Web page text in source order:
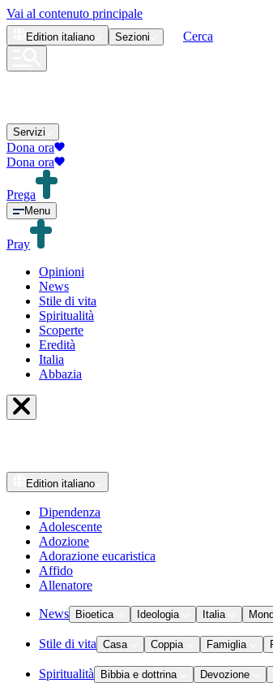
Vai al contenuto principale
Edition italiano Sezioni Cerca
Servizi
Dona ora
Dona ora
Prega
Menu
Pray
Opinioni
News
Stile di vita
Spiritualità
Scoperte
Eredità
Italia
Abbazia
Edition italiano
Dipendenza
Adolescente
Adozione
Adorazione eucaristica
Affido
Allenatore
News Bioetica Ideologia Italia
Stile di vita Casa Coppia Famiglia
Spiritualità Bibbia e dottrina Devozione